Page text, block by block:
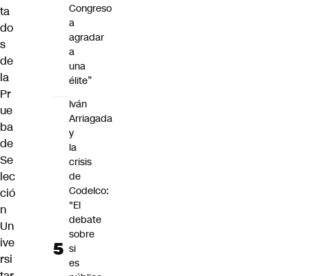
ta
do
s
de
la
Pr
ue
ba
de
Se
lec
ció
n
Un
ive
rsi
Congreso
a
agradar
a
una
élite”
Iván
Arriagada
y
la
crisis
de
Codelco:
"El
debate
sobre
si
es